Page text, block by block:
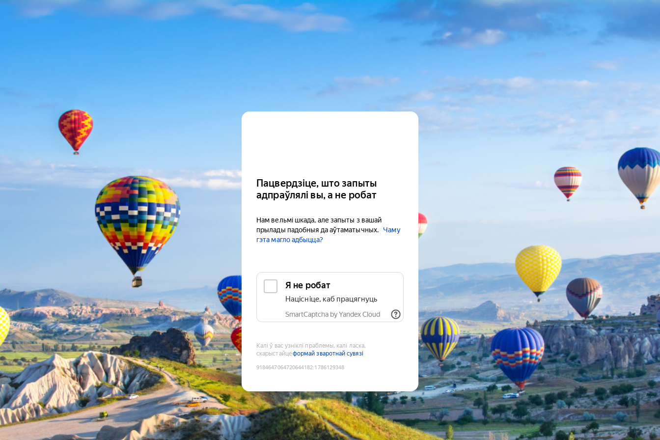
Пацвердзіце, што запыты
адпраўлялі вы, а не робат
Нам вельмі шкада, але запыты з вашай
прылады падобныя да аўтаматычных.
Чаму
гэта магло адбыцца?
Я не робат
Націсніце, каб працягнуць
SmartCaptcha by Yandex Cloud
Калі ў вас узніклі праблемы, калі ласка,
скарыстайцеформай зваротнай сувязі
9184647064720644182:1786129348